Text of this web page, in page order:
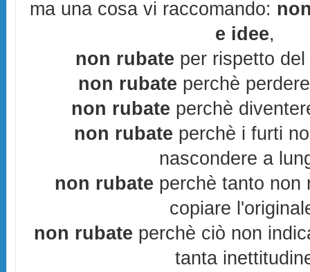
ma una cosa vi raccomando:
e idee,
non rubate per rispetto
non rubate perchè
non rubate perchè
non rubate perchè i furti
nascondere a
non rubate perchè tanto non
copiare
non rubate perchè ciò non
tanta